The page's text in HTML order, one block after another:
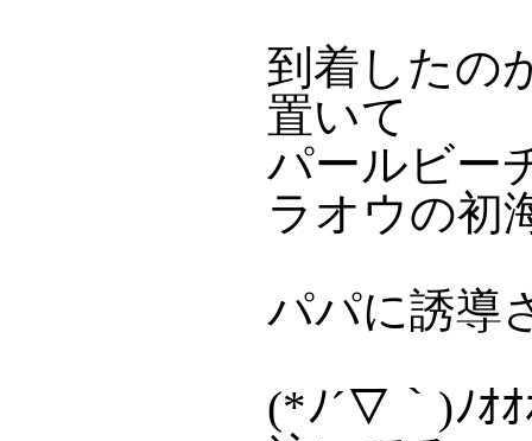
到着したの
置いて
パールビー
ラオウの初
パパに誘導
(*ﾉ´▽｀)ﾉｵｵ